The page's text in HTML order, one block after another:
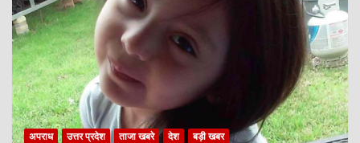
अपराध उत्तर प्रदेश ताजा खबरे देश बड़ी खबर